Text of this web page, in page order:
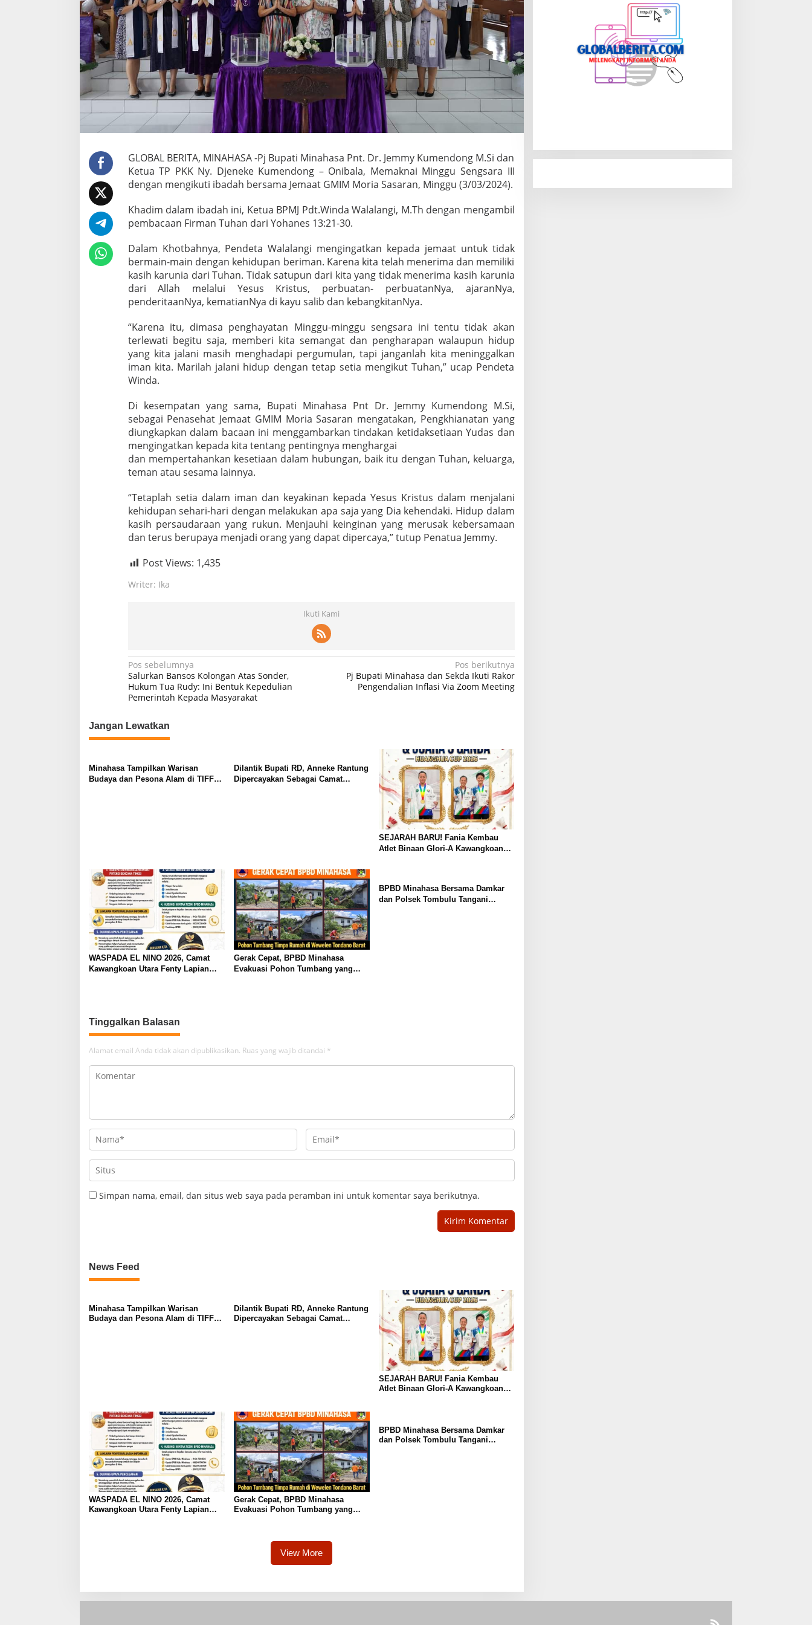
a
i
M
i
n
g
g
u
S
e
n
s
a
r
a
I
I
B
s
a
m
a
J
m
a
a
t
G
M
M
o
r
i
a
S
a
a
r
n
GLOBAL BERITA, MINAHASA -Pj Bupati Minahasa Pnt. Dr. Jemmy Kumendong M.Si dan
Ketua TP PKK Ny. Djeneke Kumendong – Onibala, Memaknai Minggu Sengsara III
dengan mengikuti ibadah bersama Jemaat GMIM Moria Sasaran, Minggu (3/03/2024).
Khadim dalam ibadah ini, Ketua BPMJ Pdt.Winda Walalangi, M.Th dengan mengambil
pembacaan Firman Tuhan dari Yohanes 13:21-30.
Dalam Khotbahnya, Pendeta Walalangi mengingatkan kepada jemaat untuk tidak
bermain-main dengan kehidupan beriman. Karena kita telah menerima dan memiliki
kasih karunia dari Tuhan. Tidak satupun dari kita yang tidak menerima kasih karunia
dari Allah melalui Yesus Kristus, perbuatan- perbuatanNya, ajaranNya,
penderitaanNya, kematianNya di kayu salib dan kebangkitanNya.
“Karena itu, dimasa penghayatan Minggu-minggu sengsara ini tentu tidak akan
terlewati begitu saja, memberi kita semangat dan pengharapan walaupun hidup
yang kita jalani masih menghadapi pergumulan, tapi janganlah kita meninggalkan
iman kita. Marilah jalani hidup dengan tetap setia mengikut Tuhan,” ucap Pendeta
Winda.
Di kesempatan yang sama, Bupati Minahasa Pnt Dr. Jemmy Kumendong M.Si,
sebagai Penasehat Jemaat GMIM Moria Sasaran mengatakan, Pengkhianatan yang
diungkapkan dalam bacaan ini menggambarkan tindakan ketidaksetiaan Yudas dan
mengingatkan kepada kita tentang pentingnya menghargai
dan mempertahankan kesetiaan dalam hubungan, baik itu dengan Tuhan, keluarga,
teman atau sesama lainnya.
“Tetaplah setia dalam iman dan keyakinan kepada Yesus Kristus dalam menjalani
kehidupan sehari-hari dengan melakukan apa saja yang Dia kehendaki. Hidup dalam
kasih persaudaraan yang rukun. Menjauhi keinginan yang merusak kebersamaan
dan terus berupaya menjadi orang yang dapat dipercaya,” tutup Penatua Jemmy.
Post Views: 1,435
Writer: Ika
Ikuti Kami
N
a
v
i
g
s
i
Pos sebelumnya
Salurkan Bansos Kolongan Atas Sonder,
Hukum Tua Rudy: Ini Bentuk Kepedulian
Pemerintah Kepada Masyarakat
Pos berikutnya
Pj Bupati Minahasa dan Sekda Ikuti Rakor
Pengendalian Inflasi Via Zoom Meeting
Jangan Lewatkan
Minahasa Tampilkan Warisan
Budaya dan Pesona Alam di TIFF
Dilantik Bupati RD, Anneke Rantung
Dipercayakan Sebagai Camat
SEJARAH BARU! Fania Kembau
Atlet Binaan Glori-A Kawangkoan
WASPADA EL NINO 2026, Camat
Kawangkoan Utara Fenty Lapian
Gerak Cepat, BPBD Minahasa
Evakuasi Pohon Tumbang yang
BPBD Minahasa Bersama Damkar
dan Polsek Tombulu Tangani
Tinggalkan Balasan
Alamat email Anda tidak akan dipublikasikan. Ruas yang wajib ditandai *
Simpan nama, email, dan situs web saya pada peramban ini untuk komentar saya berikutnya.
News Feed
Minahasa Tampilkan Warisan
Budaya dan Pesona Alam di TIFF
Dilantik Bupati RD, Anneke Rantung
Dipercayakan Sebagai Camat
SEJARAH BARU! Fania Kembau
Atlet Binaan Glori-A Kawangkoan
WASPADA EL NINO 2026, Camat
Kawangkoan Utara Fenty Lapian
Gerak Cepat, BPBD Minahasa
Evakuasi Pohon Tumbang yang
BPBD Minahasa Bersama Damkar
dan Polsek Tombulu Tangani
View More